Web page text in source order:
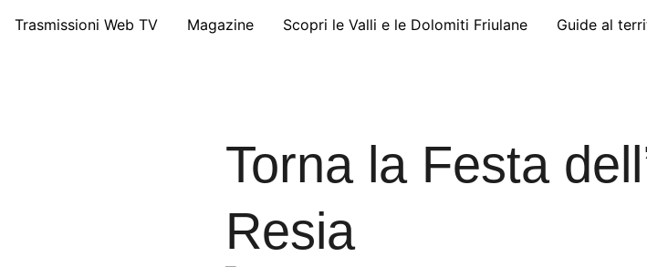
Trasmissioni Web TV Magazine Scopri le Valli e le Dolomiti Friulane Guide al
Torna la Festa
Resia